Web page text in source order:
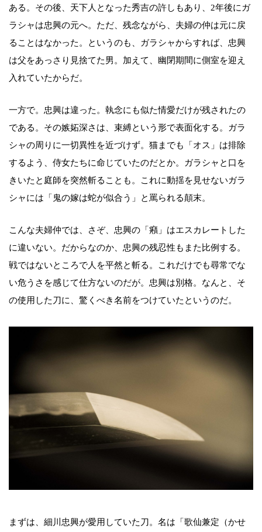
ある。その後、天下人となった秀吉の許しもあり、2年後にガ
ラシャは忠興の元へ。ただ、残念ながら、夫婦の仲は元に戻
ることはなかった。というのも、ガラシャからすれば、忠興
は父をあっさり見捨てた男。加えて、幽閉期間に側室を迎え
入れていたからだ。
一方で。忠興は違った。執念にも似た情愛だけが残されたの
である。その嫉妬深さは、束縛という形で表面化する。ガラ
シャの周りに一切異性を近づけず。猫までも「オス」は排除
するよう、侍女たちに命じていたのだとか。ガラシャと口を
きいたと庭師を突然斬ることも。これに動揺を見せないガラ
シャには「鬼の嫁は蛇が似合う」と罵られる顛末。
こんな夫婦仲では、さぞ、忠興の「癪」はエスカレートした
に違いない。だからなのか、忠興の残忍性もまた比例する。
戦ではないところで人を平然と斬る。これだけでも尋常でな
い危うさを感じて仕方ないのだが。忠興は別格。なんと、そ
の使用した刀に、驚くべき名前をつけていたというのだ。
まずは、細川忠興が愛用していた刀。名は「歌仙兼定（かせ